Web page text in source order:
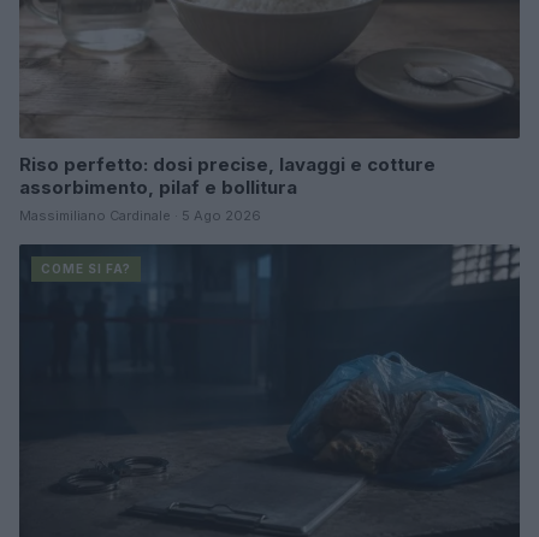
Riso perfetto: dosi precise, lavaggi e cotture
assorbimento, pilaf e bollitura
Massimiliano Cardinale · 5 Ago 2026
COME SI FA?